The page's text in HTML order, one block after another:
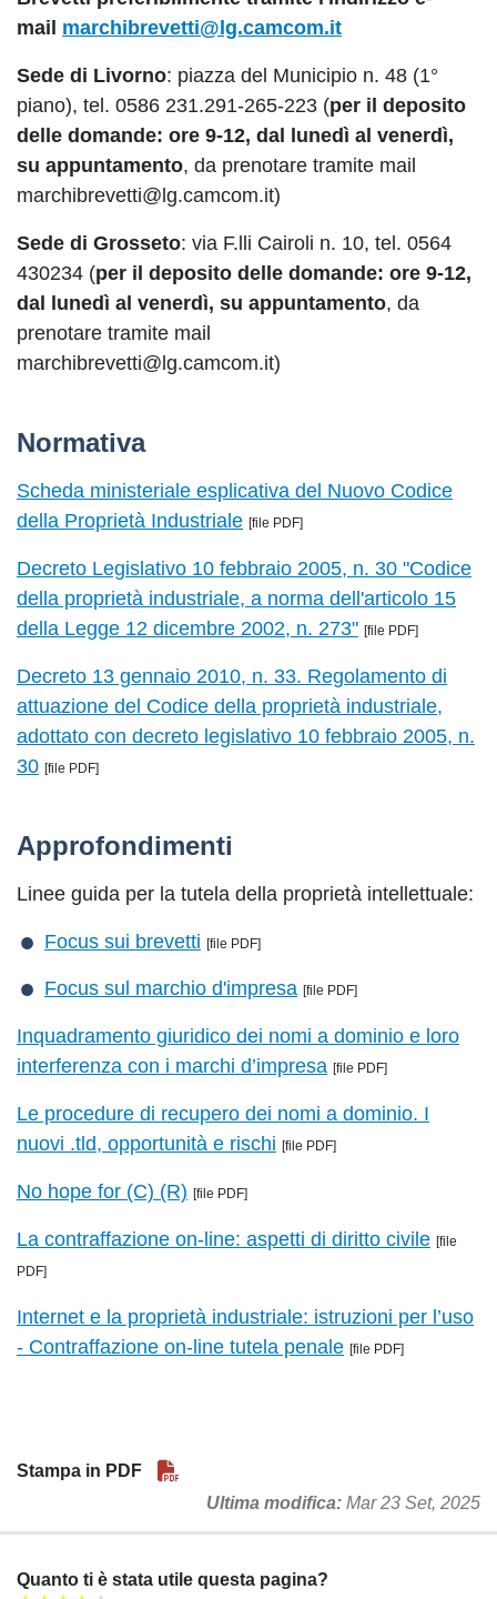
mail marchibrevetti@lg.camcom.it
Sede di Livorno: piazza del Municipio n. 48 (1°
piano), tel. 0586 231.291-265-223 (per il deposito
delle domande: ore 9-12, dal lunedì al venerdì,
su appuntamento, da prenotare tramite mail
marchibrevetti@lg.camcom.it)
Sede di Grosseto: via F.lli Cairoli n. 10, tel. 0564
430234 (per il deposito delle domande: ore 9-12,
dal lunedì al venerdì, su appuntamento, da
prenotare tramite mail
marchibrevetti@lg.camcom.it)
Normativa
Scheda ministeriale esplicativa del Nuovo Codice
della Proprietà Industriale [file PDF]
Decreto Legislativo 10 febbraio 2005, n. 30 "Codice
della proprietà industriale, a norma dell'articolo 15
della Legge 12 dicembre 2002, n. 273" [file PDF]
Decreto 13 gennaio 2010, n. 33. Regolamento di
attuazione del Codice della proprietà industriale,
adottato con decreto legislativo 10 febbraio 2005, n.
30 [file PDF]
Approfondimenti
Linee guida per la tutela della proprietà intellettuale:
Focus sui brevetti [file PDF]
Focus sul marchio d'impresa [file PDF]
Inquadramento giuridico dei nomi a dominio e loro
interferenza con i marchi d’impresa [file PDF]
Le procedure di recupero dei nomi a dominio. I
nuovi .tld, opportunità e rischi [file PDF]
No hope for (C) (R) [file PDF]
La contraffazione on-line: aspetti di diritto civile [file
PDF]
Internet e la proprietà industriale: istruzioni per l’uso
- Contraffazione on-line tutela penale [file PDF]
Stampa in PDF
Ultima modifica Mar 23 Set, 2025
Quanto ti è stata utile questa pagina?